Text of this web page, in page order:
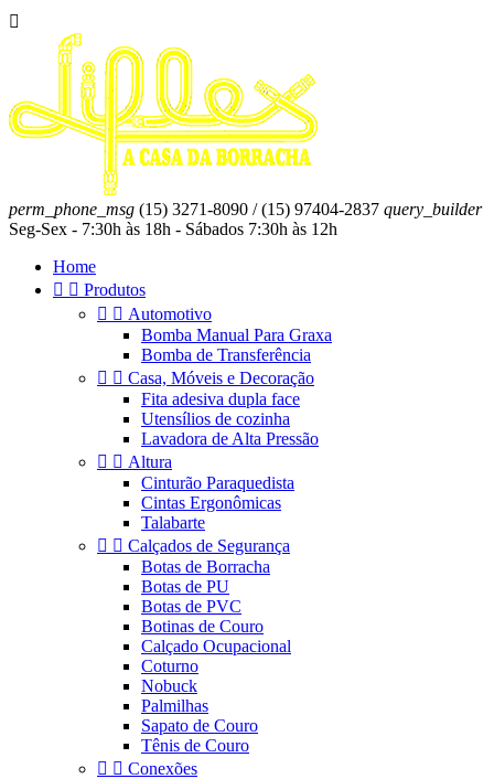

perm_phone_msg (15) 3271-8090 / (15) 97404-2837 query_builder
Seg-Sex - 7:30h às 18h - Sábados 7:30h às 12h
Home
  Produtos
  Automotivo
Bomba Manual Para Graxa
Bomba de Transferência
  Casa, Móveis e Decoração
Fita adesiva dupla face
Utensílios de cozinha
Lavadora de Alta Pressão
  Altura
Cinturão Paraquedista
Cintas Ergonômicas
Talabarte
  Calçados de Segurança
Botas de Borracha
Botas de PU
Botas de PVC
Botinas de Couro
Calçado Ocupacional
Coturno
Nobuck
Palmilhas
Sapato de Couro
Tênis de Couro
  Conexões